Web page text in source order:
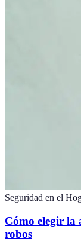
Seguridad en el
Cómo elegir la
robos